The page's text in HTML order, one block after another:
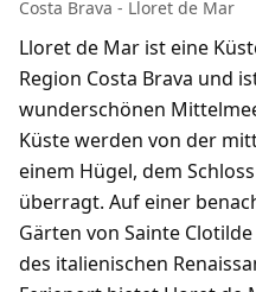
Costa Brava - Lloret de Mar
Lloret de Mar ist eine
Region Costa Brava und
wunderschönen
Küste werden von der
einem Hügel, dem
überragt. Auf einer
Gärten von Sainte
des italienischen